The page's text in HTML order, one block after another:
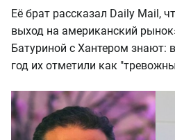
Её брат рассказал Daily Mail,
выход на американский
Батуриной с Хантером знают:
год их отметили как